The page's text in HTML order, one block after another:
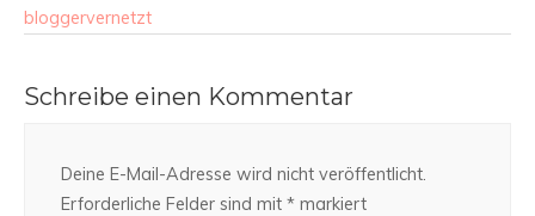
bloggervernetzt
Schreibe einen Kommentar
Deine E-Mail-Adresse wird nicht veröffentlicht.
Erforderliche Felder sind mit * markiert